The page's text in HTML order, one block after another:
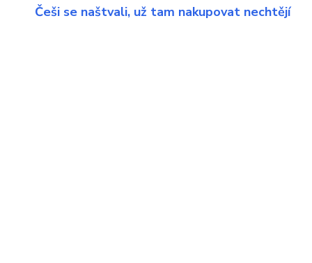
Češi se naštvali, už tam nakupovat nechtějí